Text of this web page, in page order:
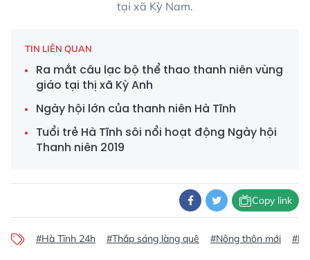
tại xã Kỳ Nam.
TIN LIÊN QUAN
Ra mắt câu lạc bộ thể thao thanh niên vùng
giáo tại thị xã Kỳ Anh
Ngày hội lớn của thanh niên Hà Tĩnh
Tuổi trẻ Hà Tĩnh sôi nổi hoạt động Ngày hội
Thanh niên 2019
Copy link
#Hà Tĩnh 24h #Thắp sáng làng quê #Nông thôn mới